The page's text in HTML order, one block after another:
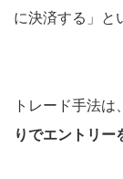
に決済する」と
トレード手法は、
りでエントリー